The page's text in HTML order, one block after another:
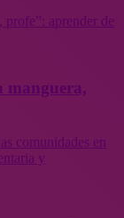
profe”: aprender de
manguera,
comunidades en
y